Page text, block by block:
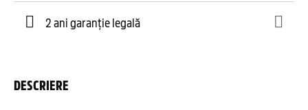
2 ani garanție legală
DESCRIERE